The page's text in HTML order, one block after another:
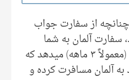
از سفارت جواب
سفارت آلمان به شما
ویزای اقامتی نوع D (معمولاً ۳ ماهه‌) میدهد که
به آلمان مسافرت کرده و